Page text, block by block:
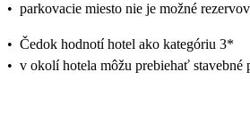
• parkovacie miesto nie je možné
• Čedok hodnotí hotel ako kategóriu 3*
• v okolí hotela môžu prebiehať stavebné